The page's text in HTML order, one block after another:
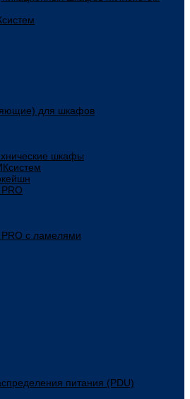
для шкафов
шкафы
с ламелями
питания (PDU)